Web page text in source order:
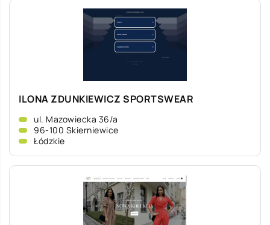
ILONA ZDUNKIEWICZ SPORTSWEAR
ul. Mazowiecka 36/a
96-100 Skierniewice
Łódzkie